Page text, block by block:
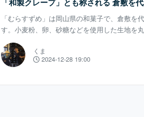
「和製クレープ」とも称される 倉敷を
「むらすずめ」は岡山県の和菓子で、倉敷を
す。小麦粉、卵、砂糖などを使用した生地を
つぶ餡を包んだ和菓子で、その特徴から「和
ることもあり、藤戸饅頭と並んで人気がありま
め」は1877年（明治10年）に倉敷市の菓子店
名づけたのが発祥とされています。 現在では
くま
2024-12-28 19:00